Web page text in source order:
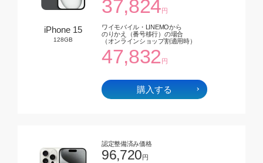
iPhone 15
128GB
37,824円
ワイモバイル・LINEMOから
のりかえ（番号移行）の場合
（オンラインショップ割適用時）
47,832円
購入する
認定整備済み価格
96,720円